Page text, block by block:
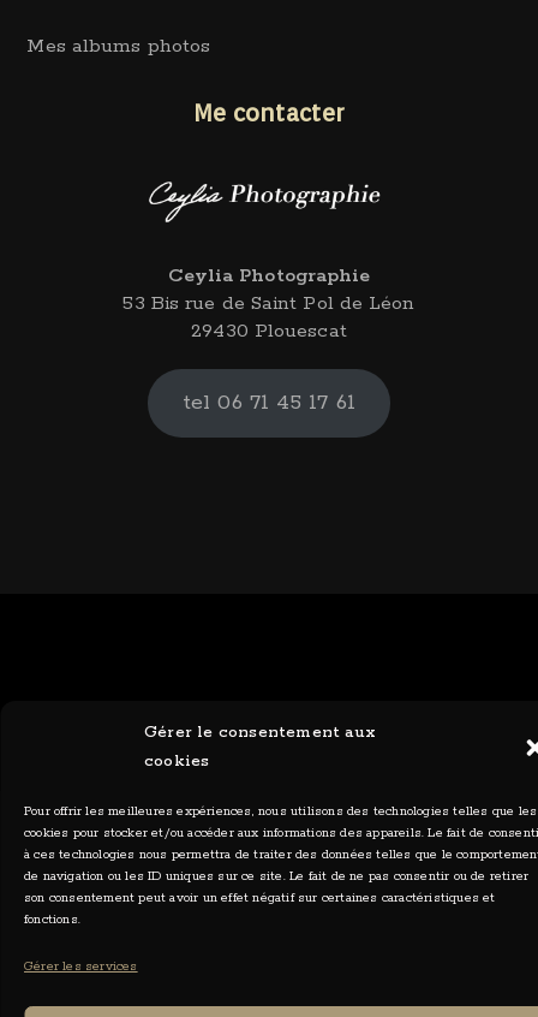
Gérer le consentement aux
cookies
Pour offrir les meilleures expériences, nous utilisons des technologies telles que les
cookies pour stocker et/ou accéder aux informations des appareils. Le fait de
à ces technologies nous permettra de traiter des données telles que le
de navigation ou les ID uniques sur ce site. Le fait de ne pas consentir ou de retirer
son consentement peut avoir un effet négatif sur certaines caractéristiques et
fonctions.
Gérer les services
Mes albums photos
Me contacter
Ceylia Photographie
53 Bis rue de Saint Pol de Léon
29430 Plouescat
tel 06 71 45 17 61